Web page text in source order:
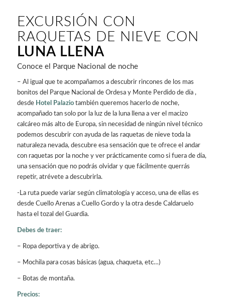
EXCURSIÓN CON
RAQUETAS DE NIEVE CON
LUNA LLENA
Conoce el Parque Nacional de noche
– Al igual que te acompañamos a descubrir rincones de los mas
bonitos del Parque Nacional de Ordesa y Monte Perdido de día ,
desde Hotel Palazio también queremos hacerlo de noche,
acompañado tan solo por la luz de la luna llena a ver el macizo
calcáreo más alto de Europa, sin necesidad de ningún nivel técnico
podemos descubrir con ayuda de las raquetas de nieve toda la
naturaleza nevada, descubre esa sensación que te ofrece el andar
con raquetas por la noche y ver prácticamente como si fuera de día,
una sensación que no podrás olvidar y que fácilmente querrás
repetir, atrévete a descubrirla.
-La ruta puede variar según climatología y acceso, una de ellas es
desde Cuello Arenas a Cuello Gordo y la otra desde Caldaruelo
hasta el tozal del Guardia.
Debes de traer:
– Ropa deportiva y de abrigo.
– Mochila para cosas básicas (agua, chaqueta, etc…)
– Botas de montaña.
Precios: